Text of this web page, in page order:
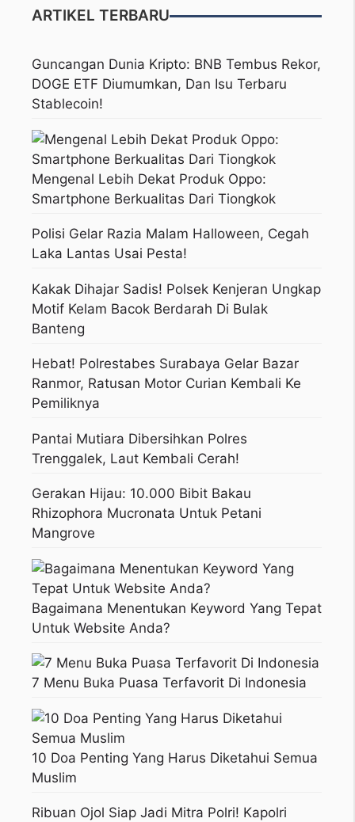
ARTIKEL TERBARU
Guncangan Dunia Kripto: BNB Tembus Rekor,
DOGE ETF Diumumkan, Dan Isu Terbaru
Stablecoin!
Mengenal Lebih Dekat Produk Oppo:
Smartphone Berkualitas Dari Tiongkok
Polisi Gelar Razia Malam Halloween, Cegah
Laka Lantas Usai Pesta!
Kakak Dihajar Sadis! Polsek Kenjeran Ungkap
Motif Kelam Bacok Berdarah Di Bulak
Banteng
Hebat! Polrestabes Surabaya Gelar Bazar
Ranmor, Ratusan Motor Curian Kembali Ke
Pemiliknya
Pantai Mutiara Dibersihkan Polres
Trenggalek, Laut Kembali Cerah!
Gerakan Hijau: 10.000 Bibit Bakau
Rhizophora Mucronata Untuk Petani
Mangrove
Bagaimana Menentukan Keyword Yang Tepat
Untuk Website Anda?
7 Menu Buka Puasa Terfavorit Di Indonesia
10 Doa Penting Yang Harus Diketahui Semua
Muslim
Ribuan Ojol Siap Jadi Mitra Polri! Kapolri